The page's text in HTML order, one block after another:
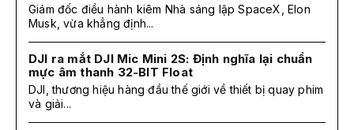
Giám đốc điều hành kiêm Nhà sáng lập SpaceX, Elon
Musk, vừa khẳng định...
DJI ra mắt DJI Mic Mini 2S: Định nghĩa lại chuẩn
mực âm thanh 32-BIT Float
DJI, thương hiệu hàng đầu thế giới về thiết bị quay phim
và giải...